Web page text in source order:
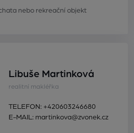
nebo rekreační objekt
Libuše Martinková
realitní makléřka
TELEFON: +420603246680
E-MAIL: martinkova@zvonek.cz